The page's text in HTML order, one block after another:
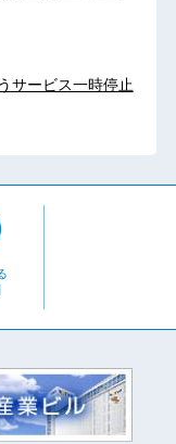
サービス一時停止